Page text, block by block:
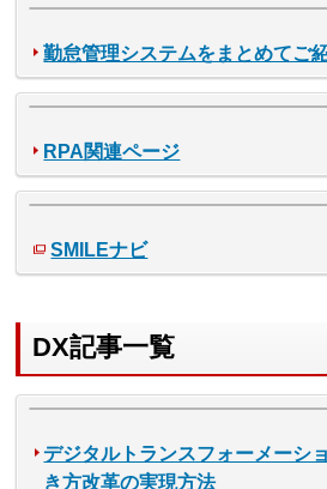
勤怠管理システムをまとめてご
RPA関連ページ
SMILEナビ
DX記事一覧
デジタルトランスフォーメーシ
き方改革の実現方法